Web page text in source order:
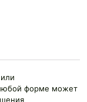
любой форме может